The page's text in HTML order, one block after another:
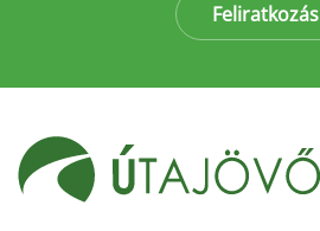
Feliratkozás